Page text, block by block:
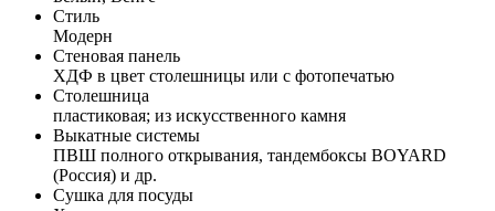
Стиль
Модерн
Стеновая панель
ХДФ в цвет столешницы или с фотопечатью
Столешница
пластиковая; из искусственного камня
Выкатные системы
ПВШ полного открывания, тандембоксы BOYARD
(Россия) и др.
Сушка для посуды